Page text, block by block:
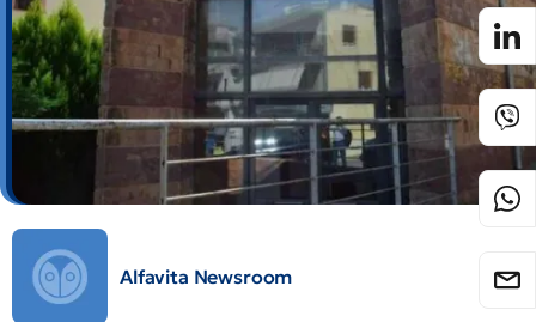
Alfavita Newsroom